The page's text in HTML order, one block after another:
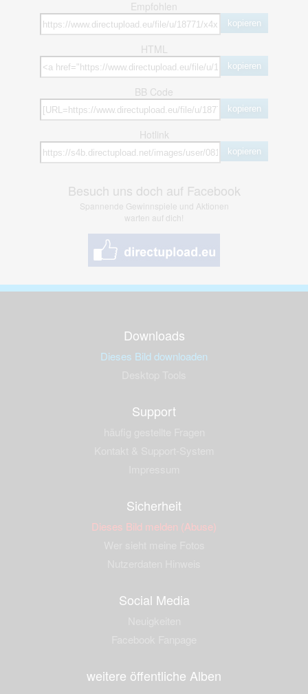
Empfohlen
kopieren
HTML
kopieren
BB Code
kopieren
Hotlink
kopieren
Besuch uns doch auf Facebook
Spannende Gewinnspiele und Aktionen
warten auf dich!
Downloads
Dieses Bild downloaden
Support
Sicherheit
Dieses Bild melden (Abuse)
Social Media
weitere öffentliche Alben